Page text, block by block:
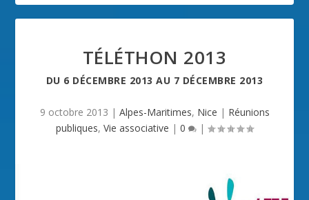
TÉLÉTHON 2013
DU 6 DÉCEMBRE 2013 AU 7 DÉCEMBRE 2013
9 octobre 2013 | Alpes-Maritimes, Nice | Réunions
publiques, Vie associative | 0 |